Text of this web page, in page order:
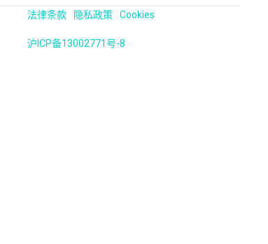
法律条款 隐私政策 Cookies
沪ICP备13002771号-8